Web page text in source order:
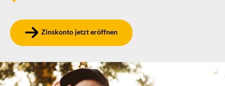
Zinskonto jetzt eröffnen